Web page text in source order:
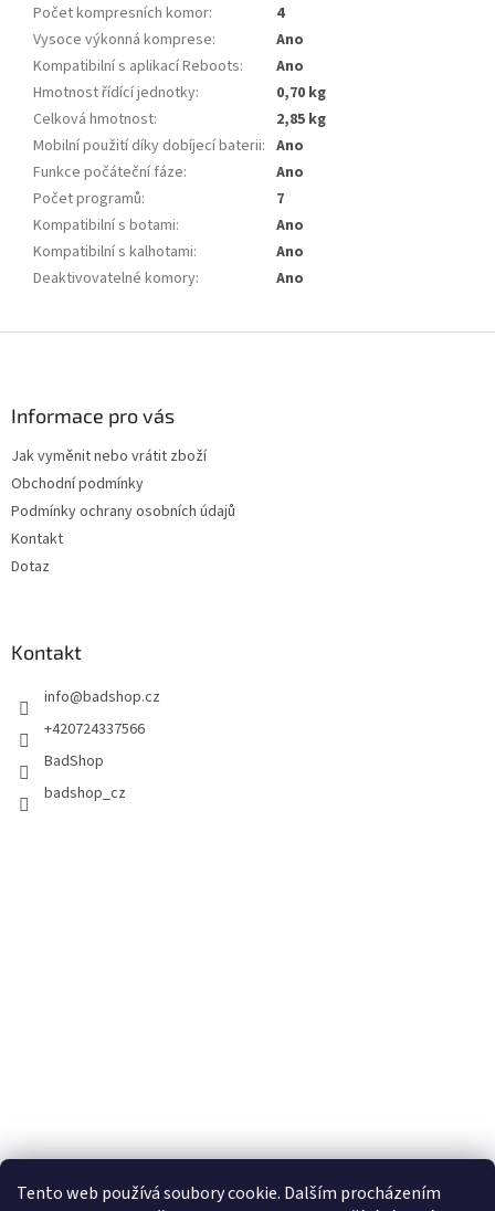
Tento web používá soubory cookie. Dalším procházením
Počet kompresních komor:
4
Vysoce výkonná komprese:
Ano
Kompatibilní s aplikací Reboots:
Ano
Hmotnost řídící jednotky:
0,70 kg
Celková hmotnost:
2,85 kg
Mobilní použití díky dobíjecí baterii: Ano
Funkce počáteční fáze:
Ano
Počet programů:
7
Kompatibilní s botami:
Ano
Kompatibilní s kalhotami:
Ano
Deaktivovatelné komory: Ano
Informace pro vás
Jak vyměnit nebo vrátit zboží
Obchodní podmínky
Podmínky ochrany osobních údajů
Kontakt
Dotaz
Kontakt
info@badshop.cz
+420724337566
BadShop
badshop_cz